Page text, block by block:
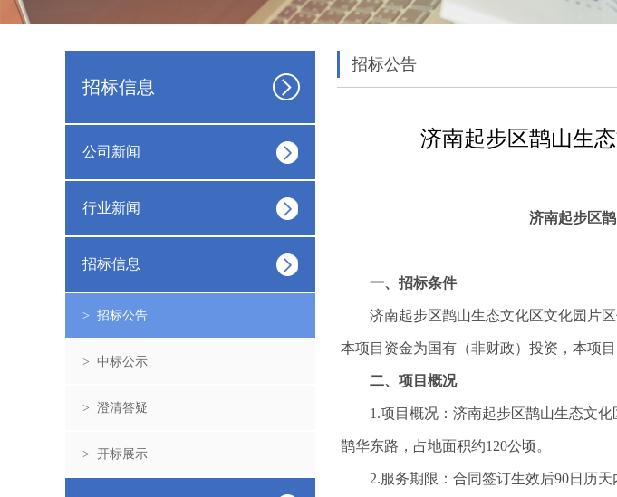
招标信息
公司新闻
行业新闻
招标信息
> 招标公告
> 中标公示
> 澄清答疑
> 开标展示
招标公告
济南起步区鹊山生
济南起步区
一、招标条件
济南起步区鹊山生态文化区文化园片
本项目资金为国有（非财政）投资，本项
二、项目概况
1.项目概况：济南起步区鹊山生态文
鹊华东路，占地面积约120公顷。
2.服务期限：合同签订生效后90日历